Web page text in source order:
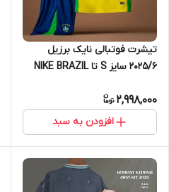
تیشرت فوتبالی نایک برزیل
2025/6 سایز S تا NIKE BRAZIL
2,998,000
افزودن به سبد